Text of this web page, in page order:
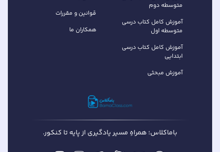
متوسطه دوم
آموزش کامل کتاب‌ درسی
متوسطه اول
آموزش کامل کتاب درسی
ابتدایی
آموزش مبحثی
قوانین و مقررات
همکاران ما
باماکلاس؛ همراهِ مسیر یادگیری از پایه تا کنکور.